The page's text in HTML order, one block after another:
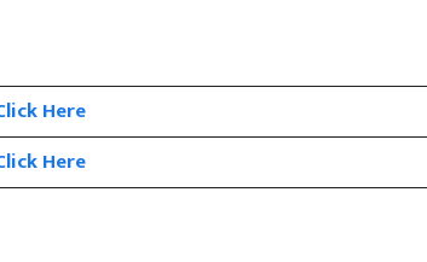
Here
Here